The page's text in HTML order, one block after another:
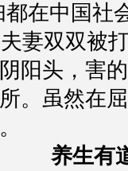
在中国社
妻双双被
阳头，害
。虽然在
养生有